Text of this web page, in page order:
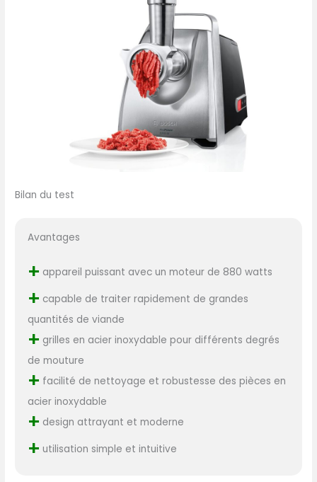
Bilan du test
Avantages
+ appareil puissant avec un moteur de 880 watts
+ capable de traiter rapidement de grandes
quantités de viande
+ grilles en acier inoxydable pour différents degrés
de mouture
+ facilité de nettoyage et robustesse des pièces en
acier inoxydable
+ design attrayant et moderne
+ utilisation simple et intuitive